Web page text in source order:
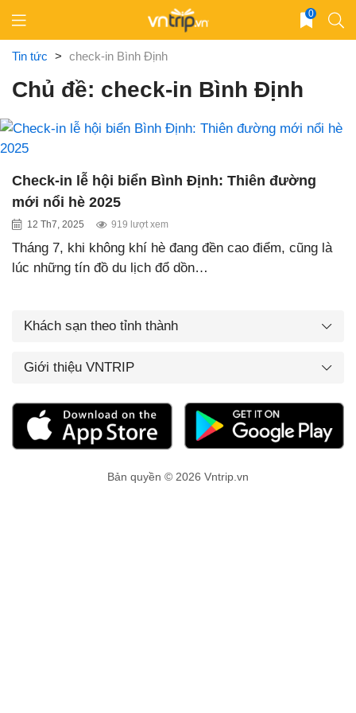
content
0
Tin tức > check-in Bình Định
Chủ đề: check-in Bình Định
Check-in lễ hội biển Bình Định: Thiên đường
mới nổi hè 2025
12 Th7, 2025 919 lượt xem
Tháng 7, khi không khí hè đang đền cao điểm, cũng là
lúc những tín đồ du lịch đổ dồn…
Khách sạn theo tỉnh thành
Giới thiệu VNTRIP
Bản quyền © 2026 Vntrip.vn